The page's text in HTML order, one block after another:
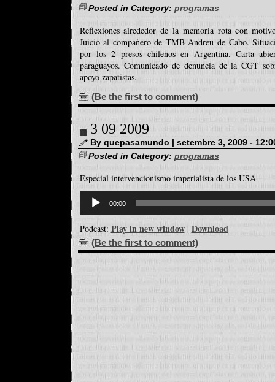
Posted in Category: programas
Reflexiones alrededor de la memoria rota con
Juicio al compañero de TMB Andreu de Cabo.
por los 2 presos chilenos en Argentina. Carta
paraguayos. Comunicado de denuncia de la CGT
apoyo zapatistas.
(Be the first to comment)
3 09 2009
By quepasamundo | setembre 3, 2009 -
Posted in Category: programas
Especial intervencionismo imperialista de los USA
d'àudio
00:00
Podcast: Play in new window| Download
(Be the first to comment)